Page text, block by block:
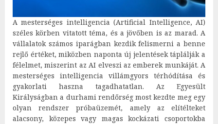
A mesterséges intelligencia (Artificial Intelligence, AI)
széles körben vitatott téma, és a jövőben is az marad. A
vállalatok számos iparágban kezdik felismerni a benne
rejlő értéket, miközben naponta új jelentések táplálják a
félelmet, miszerint az AI elveszi az emberek munkáját. A
mesterséges intelligencia villámgyors térhódítása és
gyakorlati haszna tagadhatatlan. Az Egyesült
Királyságban a durhami rendőrség most kezdte meg egy
olyan rendszer próbaüzemét, amely az elítélteket
alacsony, közepes vagy magas kockázati csoportokba